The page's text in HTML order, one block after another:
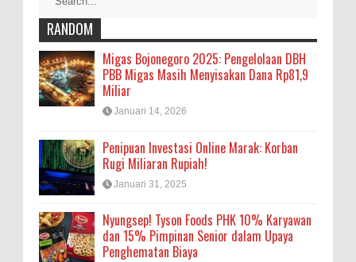
RANDOM
Migas Bojonegoro 2025: Pengelolaan DBH
PBB Migas Masih Menyisakan Dana Rp81,9
Miliar
Januari 14, 2026
Penipuan Investasi Online Marak: Korban
Rugi Miliaran Rupiah!
Januari 31, 2025
Nyungsep! Tyson Foods PHK 10% Karyawan
dan 15% Pimpinan Senior dalam Upaya
Penghematan Biaya